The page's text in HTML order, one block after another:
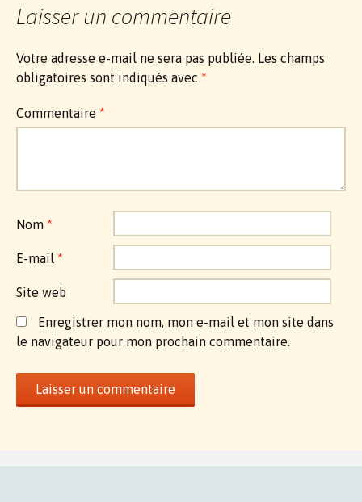
Laisser un commentaire
Votre adresse e-mail ne sera pas publiée. Les champs
obligatoires sont indiqués avec *
Commentaire *
Nom *
E-mail *
Site web
Enregistrer mon nom, mon e-mail et mon site dans
le navigateur pour mon prochain commentaire.